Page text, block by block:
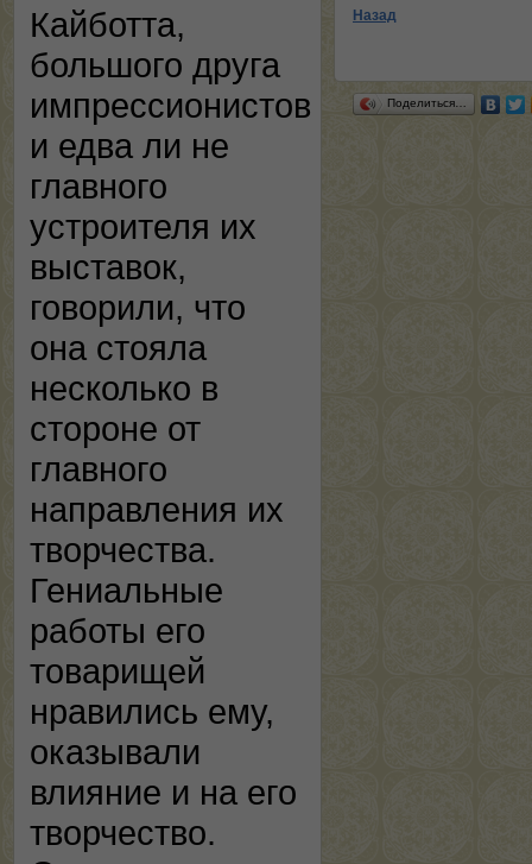
Кайботта,
большого друга
импрессионистов
и едва ли не
главного
устроителя их
выставок,
говорили, что
она стояла
несколько в
стороне от
главного
направления их
творчества.
Гениальные
работы его
товарищей
нравились ему,
оказывали
влияние и на его
творчество.
Назад
Поделиться…